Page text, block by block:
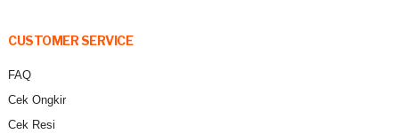
CUSTOMER SERVICE
FAQ
Cek Ongkir
Cek Resi